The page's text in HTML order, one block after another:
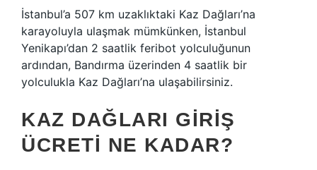
İstanbul’a 507 km uzaklıktaki Kaz Dağları’na
karayoluyla ulaşmak mümkünken, İstanbul
Yenikapı’dan 2 saatlik feribot yolculuğunun
ardından, Bandırma üzerinden 4 saatlik bir
yolculukla Kaz Dağları’na ulaşabilirsiniz.
KAZ DAĞLARI GIRIŞ
ÜCRETI NE KADAR?